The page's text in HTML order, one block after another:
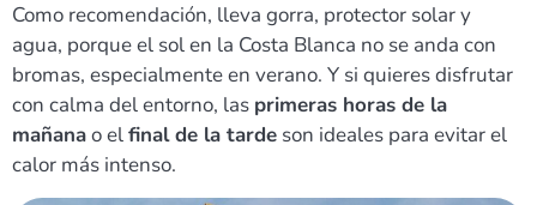
Como recomendación, lleva gorra, protector solar y
agua, porque el sol en la Costa Blanca no se anda con
bromas, especialmente en verano. Y si quieres disfrutar
con calma del entorno, las primeras horas de la
mañanao elfinal de la tarde son ideales para evitar el
calor más intenso.